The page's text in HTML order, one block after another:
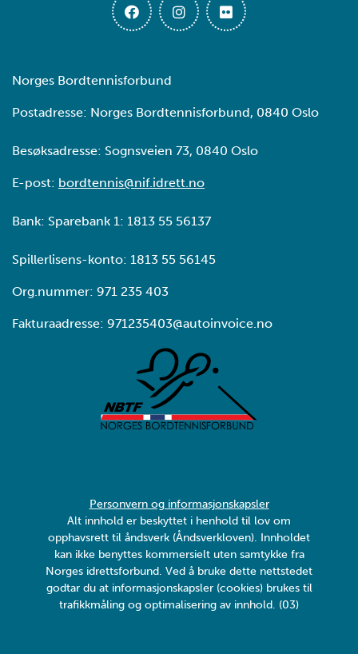
Norges Bordtennisforbund
Postadresse: Norges Bordtennisforbund, 0840 Oslo
Besøksadresse: Sognsveien 73, 0840 Oslo
E-post: bordtennis@nif.idrett.no
Bank: Sparebank 1: 1813 55 56137
Spillerlisens-konto: 1813 55 56145
Org.nummer: 971 235 403
Fakturaadresse: 971235403@autoinvoice.no
Personvern og informasjonskapsler
Alt innhold er beskyttet i henhold til lov om
opphavsrett til åndsverk (Åndsverkloven). Innholdet
kan ikke benyttes kommersielt uten samtykke fra
Norges idrettsforbund. Ved å bruke dette nettstedet
godtar du at informasjonskapsler (cookies) brukes til
trafikkmåling og optimalisering av innhold. (03)